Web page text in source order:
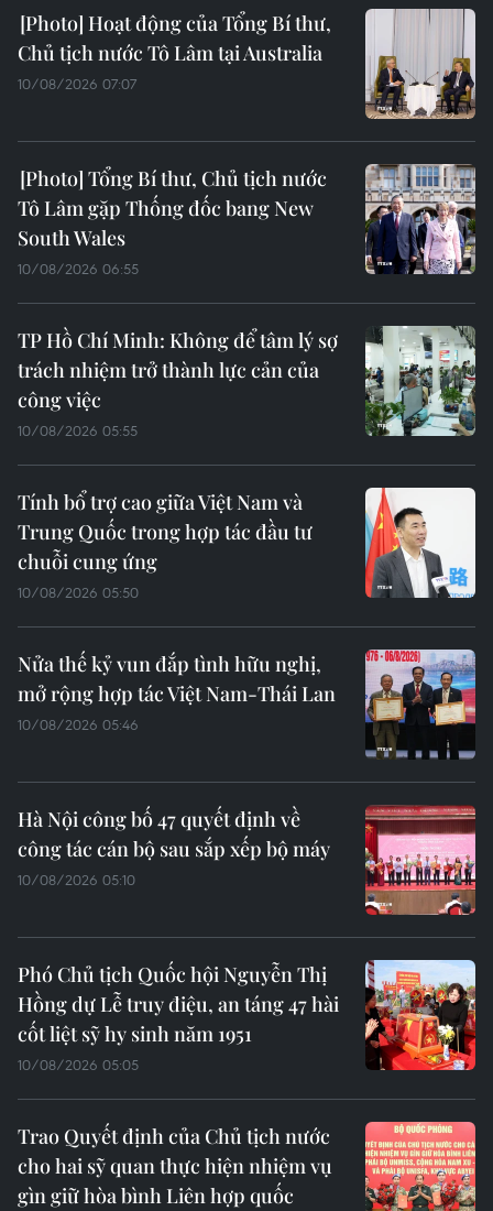
Hoạt động của Tổng Bí thư,
Chủ tịch nước Tô Lâm tại Australia
10/08/2026 07:07
Tổng Bí thư, Chủ tịch nước
Tô Lâm gặp Thống đốc bang New
South Wales
10/08/2026 06:55
TP Hồ Chí Minh: Không để tâm lý sợ
trách nhiệm trở thành lực cản của
công việc
10/08/2026 05:55
Tính bổ trợ cao giữa Việt Nam và
Trung Quốc trong hợp tác đầu tư
chuỗi cung ứng
10/08/2026 05:50
Nửa thế kỷ vun đắp tình hữu nghị,
mở rộng hợp tác Việt Nam-Thái Lan
10/08/2026 05:46
Hà Nội công bố 47 quyết định về
công tác cán bộ sau sắp xếp bộ máy
10/08/2026 05:10
Phó Chủ tịch Quốc hội Nguyễn Thị
Hồng dự Lễ truy điệu, an táng 47 hài
cốt liệt sỹ hy sinh năm 1951
10/08/2026 05:05
Trao Quyết định của Chủ tịch nước
cho hai sỹ quan thực hiện nhiệm vụ
gìn giữ hòa bình Liên hợp quốc